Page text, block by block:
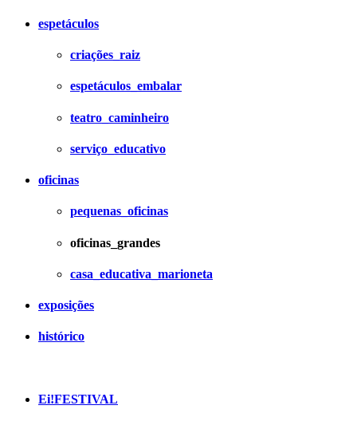
espetáculos
criações_raiz
espetáculos_embalar
teatro_caminheiro
serviço_educativo
oficinas
pequenas_oficinas
oficinas_grandes
casa_educativa_marioneta
exposições
histórico
Ei!FESTIVAL